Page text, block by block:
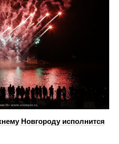
Новгороду исполнится